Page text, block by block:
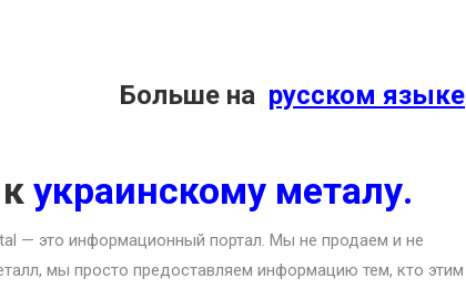
Больше на русском языке
украинскому металу.
— это информационный портал. Мы не продаем и не
мы просто предоставляем информацию тем, кто этим